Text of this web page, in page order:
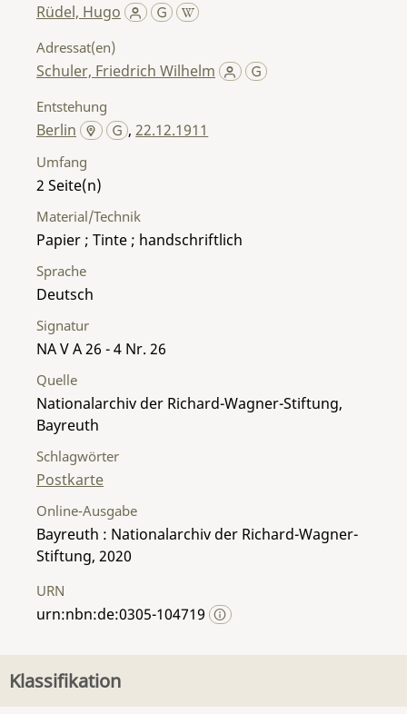
Rüdel, Hugo
Adressat(en)
Schuler, Friedrich Wilhelm
Entstehung
Berlin ,22.12.1911
Umfang
2
Material/Technik
Papier ; Tinte ; handschriftlich
Sprache
Deutsch
Signatur
NA V A 26 - 4 Nr. 26
Quelle
Nationalarchiv der Richard-Wagner-Stiftung,
Bayreuth
Schlagwörter
Postkarte
Online-Ausgabe
Bayreuth : Nationalarchiv der Richard-Wagner-
Stiftung, 2020
URN
urn:nbn:de:0305-104719
Klassifikation